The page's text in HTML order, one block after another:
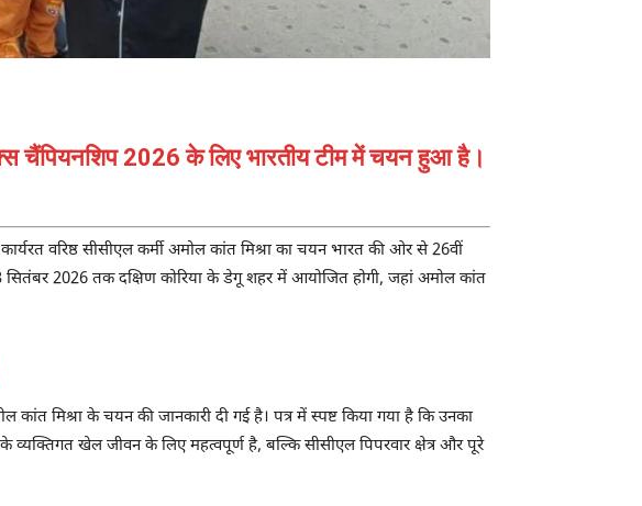
चैंपियनशिप 2026 के लिए भारतीय टीम में चयन हुआ है।
वरिष्ठ सीसीएल कर्मी अमोल कांत मिश्रा का चयन भारत की ओर से 26वीं
3 सितंबर 2026 तक दक्षिण कोरिया के डेगू शहर में आयोजित होगी, जहां अमोल कांत
मिश्रा के चयन की जानकारी दी गई है। पत्र में स्पष्ट किया गया है कि उनका
व्यक्तिगत खेल जीवन के लिए महत्वपूर्ण है, बल्कि सीसीएल पिपरवार क्षेत्र और पूरे